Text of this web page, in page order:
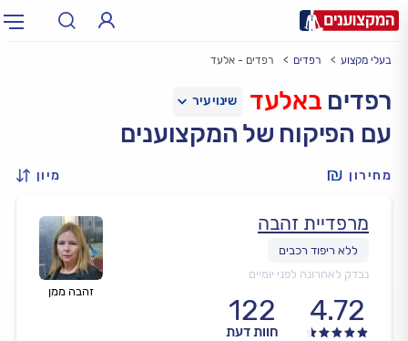
עירעיר: תל אביב, חיפה…
בעלי מקצוע רפדים רפדים - אלעד
רפדים באלעד
עם הפיקוח של המקצוענים
מחירון מיון
זהבה ממן
מרפדיית זהבה
נבדק לאחרונה לפני יומיים
4.72
122
חוות דעת